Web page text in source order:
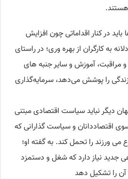
در کنار اقداماتی چون افزایش
به کارگران از بهره وری؛ در راستای
مراقبت، آموزش و سایر جنبه های
را پوشش می‌دهد، سرمایه‌گذاری
دیگر نباید سیاست اقتصادی مبتنی
اقتصاددانان و سیاست گذارانی که
می ورزند را تحمل کند. به گفته او؛
جدید نیاز دارد که شغل و دستمزد
را تشکیل دهد